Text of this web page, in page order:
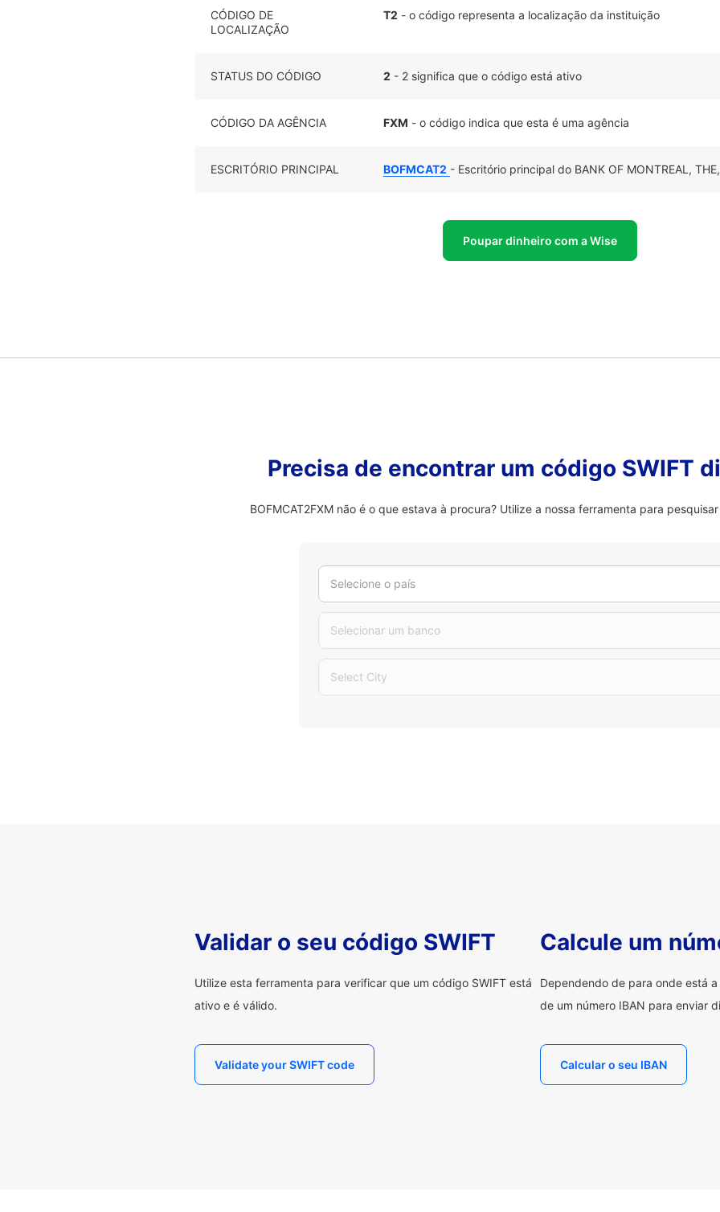
CÓDIGO DE
LOCALIZAÇÃO
T2 - o código representa a localização da instituição
STATUS DO CÓDIGO 2 - 2 significa que o código está ativo
CÓDIGO DA AGÊNCIA FXM - o código indica que esta é uma agência
ESCRITÓRIO PRINCIPAL BOFMCAT2 - Escritório principal do BANK OF MONTREAL,
Poupar dinheiro com a Wise
Precisa de encontrar um código SWIFT
BOFMCAT2FXM não é o que estava à procura? Utilize a nossa ferramenta para
Selecione o país
Selecionar um banco
Select City
Validar o seu código SWIFT
Utilize esta ferramenta para verificar que um código SWIFT está
ativo e é válido.
Validate your SWIFT code
Calcule um
Dependendo de para onde está
de um número IBAN para enviar
Calcular o seu IBAN